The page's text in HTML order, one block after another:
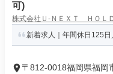
可)
株式会社Ｕ‐ＮＥＸＴ ＨＯＬ
新着求人｜年間休日125
〒812-0018福岡県福岡